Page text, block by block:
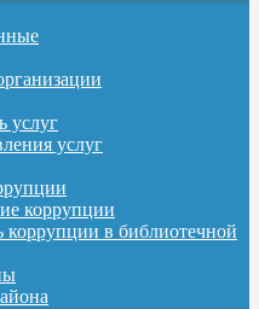
услуг
услуг
коррупции
коррупции в библиотечной